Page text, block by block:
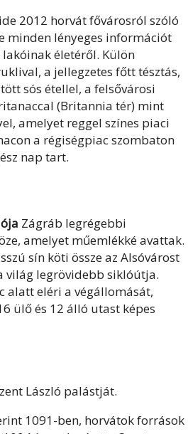
2012 horvát fővárosról szóló
minden lényeges információt
életéről. Külön
a jellegzetes főtt tésztás,
sós étellel, a felsővárosi
(Britannia tér) mint
amelyet reggel színes piaci
a régiségpiac szombaton
nap tart.
Zágráb legrégebbi
amelyet műemlékké avattak.
sín köti össze az Alsóvárost
világ legrövidebb siklóútja.
alatt eléri a végállomását,
ülő és 12 álló utast képes
László palástját.
1091-ben, horvátok források